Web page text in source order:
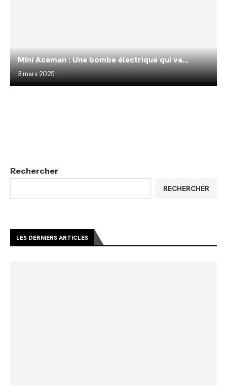
Mini Aceman : Une bombe électrique qui va...
3 mars 2025
Rechercher
RECHERCHER
LES DERNIERS ARTICLES